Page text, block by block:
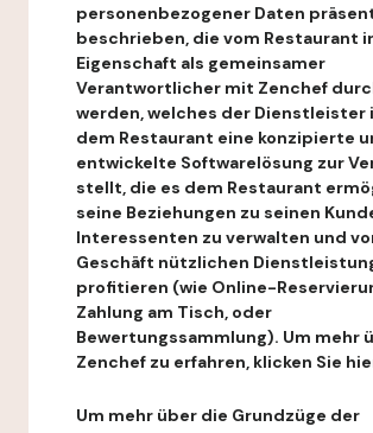
personenbezogener Daten
beschrieben, die vom Restaurant
Eigenschaft als gemeinsamer
Verantwortlicher mit Zenchef
werden, welches der Dienstleister
dem Restaurant eine konzipierte
entwickelte Softwarelösung zur
stellt, die es dem Restaurant
seine Beziehungen zu seinen
Interessenten zu verwalten und
Geschäft nützlichen
profitieren (wie Online-
Zahlung am Tisch, oder
Bewertungssammlung). Um mehr
Zenchef zu erfahren, klicken Sie
Um mehr über die Grundzüge der